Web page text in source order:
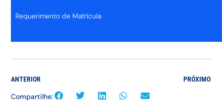
Requerimento de Matrícula
ANTERIOR PRÓXIMO
Compartilhe: